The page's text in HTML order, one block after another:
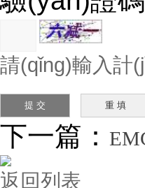
請(qǐng)輸入計
下一篇：
返回列表